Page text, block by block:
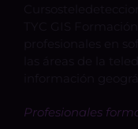
Profesionales